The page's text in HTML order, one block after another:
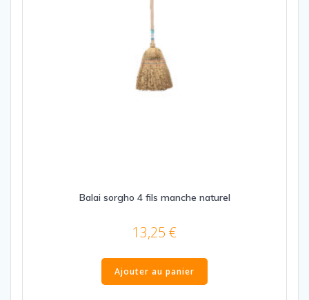
Balai sorgho 4 fils manche naturel
13,25 €
Ajouter au panier